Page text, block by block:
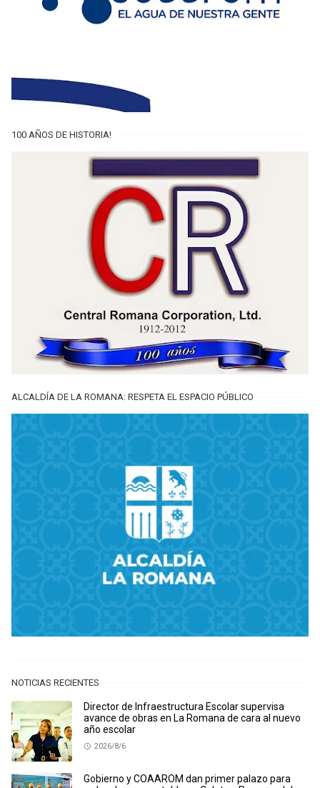
100 AÑOS DE HISTORIA!
ALCALDÍA DE LA ROMANA: RESPETA EL ESPACIO PÚBLICO
NOTICIAS RECIENTES
Director de Infraestructura Escolar supervisa
avance de obras en La Romana de cara al nuevo
año escolar
2026/8/6
Gobierno y COAAROM dan primer palazo para